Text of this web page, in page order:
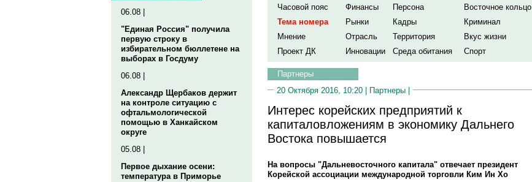
06.08 |
"Единая Россия" получила
первую строку в
избирательном бюллетене на
выборах в Госдуму
06.08 |
Александр Щербаков держит
на контроле ситуацию с
офтальмологической
помощью в Ханкайском
округе
05.08 |
Первое дыхание осени:
температура в Приморье
Часовой пояс
Финансы Персона
Восточное кольцо
Тема номера
Рынки Кадры
Криминал
Мнение
Отрасль Территория
Вкус жизни
Проект ДК
Инновации Среда обитания Спорт
Партнеры
20 Октября 2016, 10:20 | Партнеры |
Интерес корейских предприятий к
капиталовложениям в экономику Дальнего
Востока повышается
На вопросы "Дальневосточного капитала" отвечает президент
Корейской ассоциации международной торговли Ким Ин Хо